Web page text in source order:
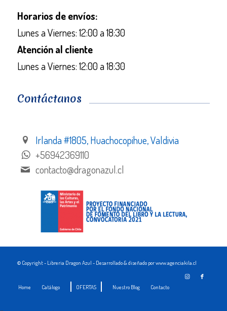
Horarios de envíos:
Lunes a Viernes: 12:00 a 18:30
Atención al cliente
Lunes a Viernes: 12:00 a 18:30
Contáctanos
Irlanda #1805, Huachocopihue, Valdivia
+56942369110
contacto@dragonazul.cl
© Copyright - Libreria Dragon Azul - Desarrollado & diseñado por www.agenciakila.cl
Home Catálogo OFERTAS Nuestro Blog Contacto